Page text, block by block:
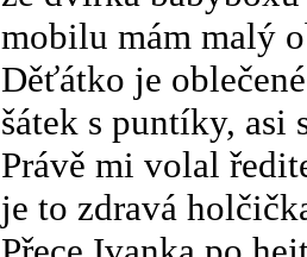
mobilu mám malý
Děťátko je
šátek s puntíky, asi
Právě mi volal
je to zdravá